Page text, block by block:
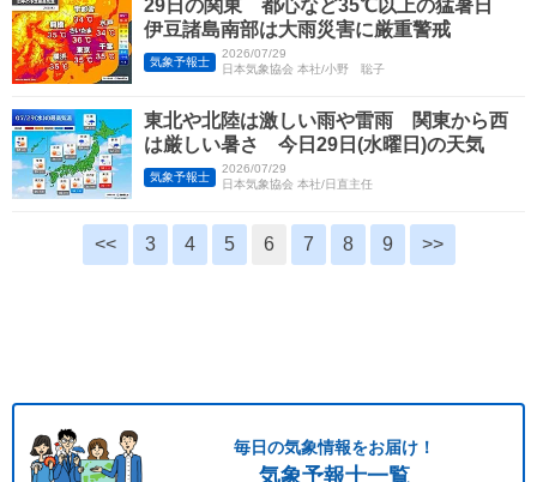
29日の関東 都心など35℃以上の猛暑日
伊豆諸島南部は大雨災害に厳重警戒
気象予報士
2026/07/29
日本気象協会 本社/小野 聡子
東北や北陸は激しい雨や雷雨 関東から西
は厳しい暑さ 今日29日(水曜日)の天気
気象予報士
2026/07/29
日本気象協会 本社/日直主任
<< 3 4 5 6 7 8 9 >>
毎日の気象情報をお届け！
気象予報士一覧